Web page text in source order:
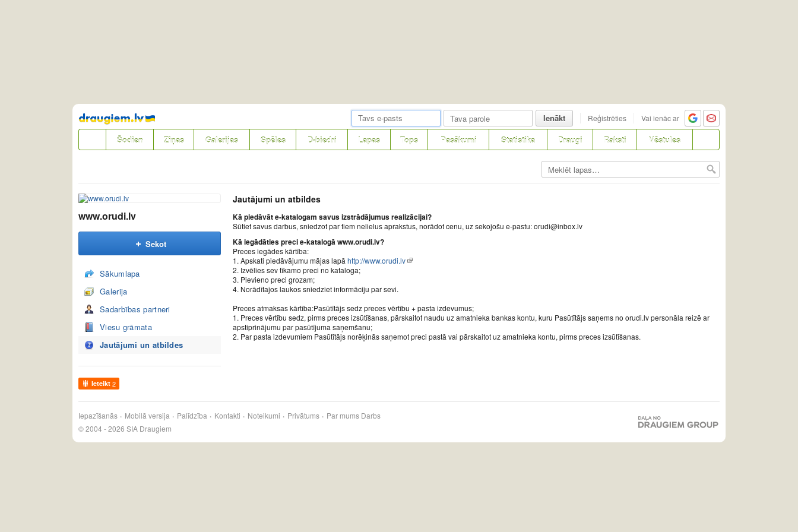
Pāriet
uz
saturu
Ienākt Reģistrēties Vai ienāc ar
Šodien Ziņas Galerijas Spēles D-biedri Lapas Tops Pasākumi Statistika Draugi Raksti Vēstules
www.orudi.lv
Sekot
Sākumlapa
Galerija
Sadarbības partneri
Viesu grāmata
Jautājumi un atbildes
Ieteikt 2
Jautājumi un atbildes
Kā piedāvāt e-katalogam savus izstrādājumus realizācijai?
Sūtiet savus darbus, sniedzot par tiem nelielus aprakstus, norādot cenu, uz sekojošu e-pastu: orudi@inbox.lv
Kā iegādāties preci e-katalogā www.orudi.lv?
Preces iegādes kārtība:
1. Apskati piedāvājumu mājas lapā http://www.orudi.lv
2. Izvēlies sev tīkamo preci no kataloga;
3. Pievieno preci grozam;
4. Norādītajos laukos sniedziet informāciju par sevi.
Preces atmaksas kārtība:Pasūtītājs sedz preces vērtību + pasta izdevumus;
1. Preces vērtību sedz, pirms preces izsūtīšanas, pārskaitot naudu uz amatnieka bankas kontu, kuru Pasūtītājs saņems no orudi.lv personāla reizē ar
apstiprinājumu par pasūtījuma saņemšanu;
2. Par pasta izdevumiem Pasūtītājs norēķinās saņemot preci pastā vai pārskaitot uz amatnieka kontu, pirms preces izsūtīšanas.
Iepazīšanās Mobilā versija Palīdzība Kontakti Noteikumi Privātums Par mums Darbs
© 2004 - 2026 SIA Draugiem